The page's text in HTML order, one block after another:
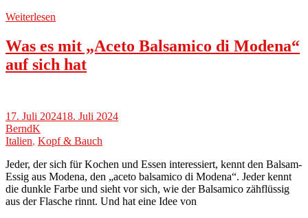
Weiterlesen
Was es mit „Aceto Balsamico di Modena“
auf sich hat
17. Juli 202418. Juli 2024
BerndK
Italien, Kopf & Bauch
Jeder, der sich für Kochen und Essen interessiert, kennt den Balsam-
Essig aus Modena, den „aceto balsamico di Modena“. Jeder kennt
die dunkle Farbe und sieht vor sich, wie der Balsamico zähflüssig
aus der Flasche rinnt. Und hat eine Idee von